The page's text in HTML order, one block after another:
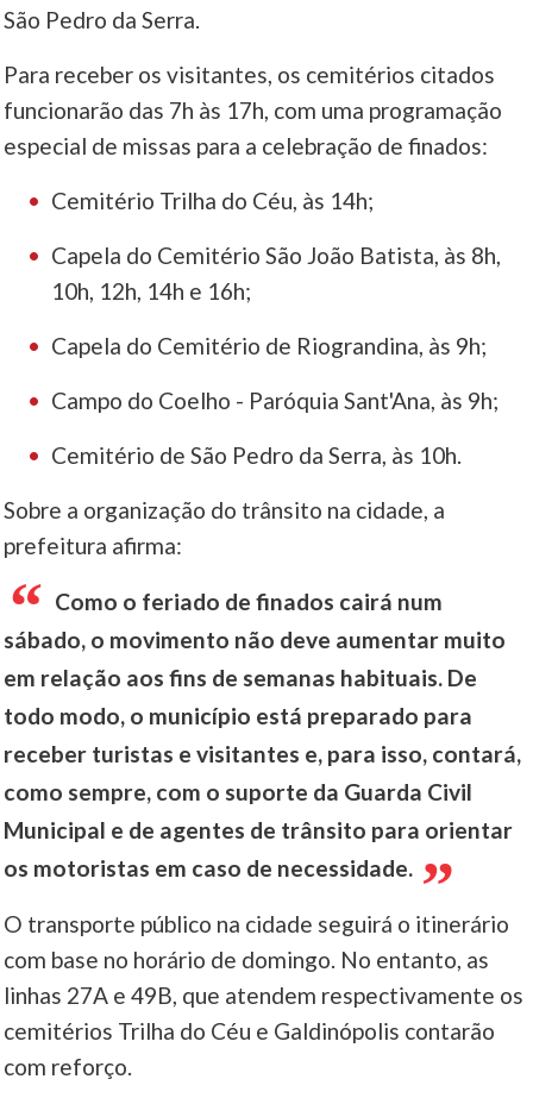
São Pedro da Serra.
Para receber os visitantes, os cemitérios citados
funcionarão das 7h às 17h, com uma programação
especial de missas para a celebração de finados:
Cemitério Trilha do Céu, às 14h;
Capela do Cemitério São João Batista, às 8h,
10h, 12h, 14h e 16h;
Capela do Cemitério de Riograndina, às 9h;
Campo do Coelho - Paróquia Sant'Ana, às 9h;
Cemitério de São Pedro da Serra, às 10h.
Sobre a organização do trânsito na cidade, a
prefeitura afirma:
Como o feriado de finados cairá num
sábado, o movimento não deve aumentar muito
em relação aos fins de semanas habituais. De
todo modo, o município está preparado para
receber turistas e visitantes e, para isso, contará,
como sempre, com o suporte da Guarda Civil
Municipal e de agentes de trânsito para orientar
os motoristas em caso de necessidade.
O transporte público na cidade seguirá o itinerário
com base no horário de domingo. No entanto, as
linhas 27A e 49B, que atendem respectivamente os
cemitérios Trilha do Céu e Galdinópolis contarão
com reforço.